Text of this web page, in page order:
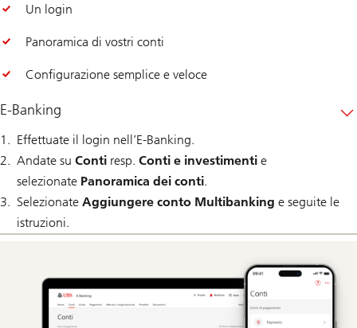
Un login
Panoramica di vostri conti
Configurazione semplice e veloce
E-Banking
Effettuate il login nell’E-Banking.
Andate su Conti resp. Conti e investimenti e
selezionate Panoramica dei conti.
Selezionate Aggiungere conto Multibanking e seguite le
istruzioni.